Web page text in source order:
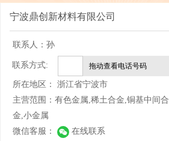
宁波鼎创新材料有限公司
联系人： 孙
联系方式: 拖动查看电话号码
所在地区：
浙江省宁波市
主营范围： 有色金属,稀土合金,铜基中间合
金,小金属
微信客服：
在线联系